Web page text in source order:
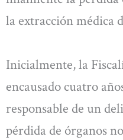
la extracción médica
Inicialmente, la
encausado cuatro
responsable de un
pérdida de órganos